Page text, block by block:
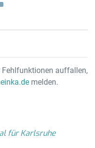
Fehlfunktionen auffallen,
melden.
für Karlsruhe